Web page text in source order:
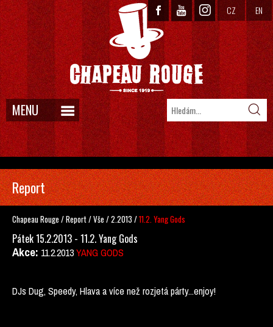
CZ EN
MENU
Report
Chapeau Rouge /Report/Vše /2.2013 /11.2. Yang Gods
Pátek 15.2.2013 - 11.2. Yang Gods
Akce: 11.2.2013YANG GODS
DJs Dug, Speedy, Hlava a více než rozjetá párty...enjoy!